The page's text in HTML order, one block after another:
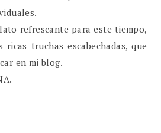
refrescante para este tiempo,
truchas escabechadas, que
en mi blog.